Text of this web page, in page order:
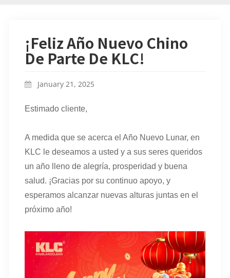
¡Feliz Año Nuevo Chino
De Parte De KLC!
January 21, 2025
Estimado cliente,
A medida que se acerca el Año Nuevo Lunar, en
KLC le deseamos a usted y a sus seres queridos
un año lleno de alegría, prosperidad y buena
salud. ¡Gracias por su continuo apoyo, y
esperamos alcanzar nuevas alturas juntas en el
próximo año!